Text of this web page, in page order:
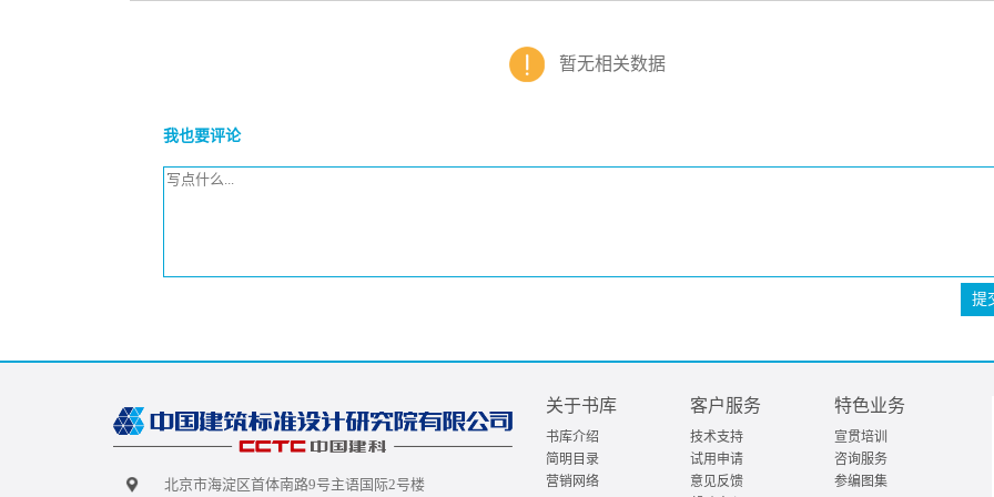
暂无相关数据
我也要评论
提
北京市海淀区首体南路9号主语国际2号楼
关于书库
书库介绍
简明目录
营销网络
客户服务
技术支持
试用申请
意见反馈
特色业务
宣贯培训
咨询服务
参编图集